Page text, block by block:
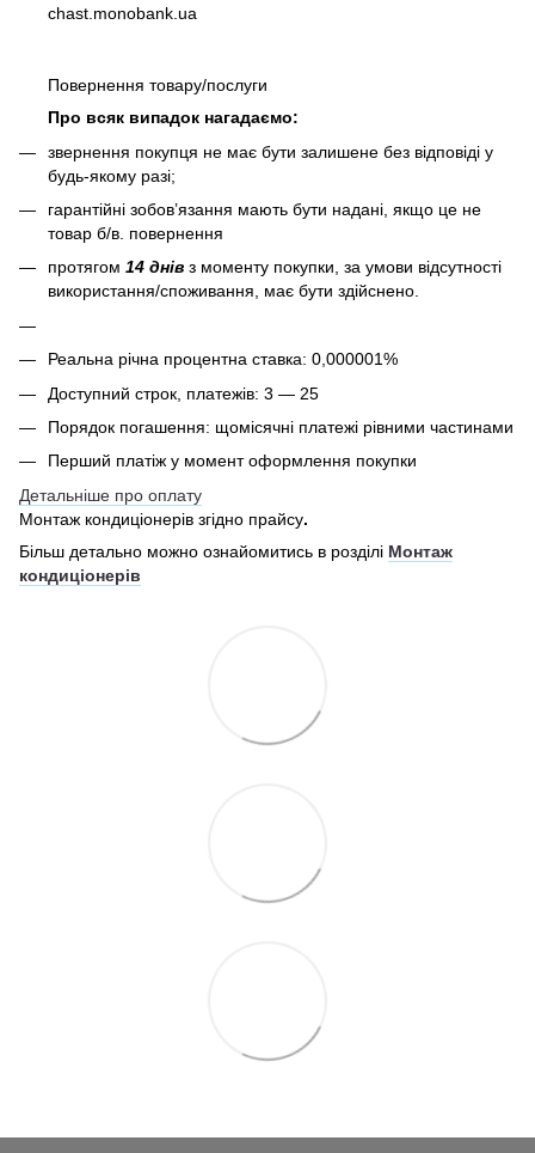
chast.monobank.ua
Повернення товару/послуги
Про всяк випадок нагадаємо:
звернення покупця не має бути залишене без відповіді у
будь-якому разі;
гарантійні зобов’язання мають бути надані, якщо це не
товар б/в. повернення
протягом 14 днів з моменту покупки, за умови відсутності
використання/споживання, має бути здійснено.
Реальна річна процентна ставка: 0,000001%
Доступний строк, платежів: 3 — 25
Порядок погашення: щомісячні платежі рівними частинами
Перший платіж у момент оформлення покупки
Детальніше про оплату
Монтаж кондиціонерів згідно прайсу.
Більш детально можно ознайомитись в розділі Монтаж
кондиціонерів